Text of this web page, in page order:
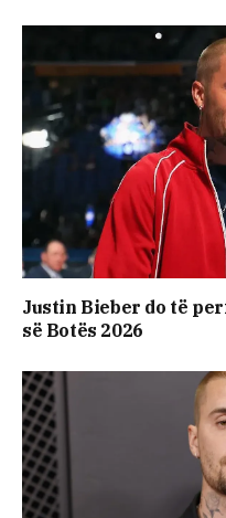
Justin Bieber do të
së Botës 2026